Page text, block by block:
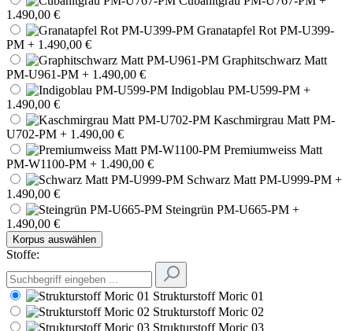
1.490,00 €
Granatapfel Rot PM-U399-
PM + 1.490,00 €
Graphitschwarz Matt
PM-U961-PM + 1.490,00 €
Indigoblau PM-U599-PM +
1.490,00 €
Kaschmirgrau Matt PM-
U702-PM + 1.490,00 €
Premiumweiss Matt
PM-W1100-PM + 1.490,00 €
Schwarz Matt PM-U999-PM +
1.490,00 €
Steingrün PM-U665-PM +
1.490,00 €
Korpus auswählen
Stoffe:
Strukturstoff Moric 01
Strukturstoff Moric 02
Strukturstoff Moric 03